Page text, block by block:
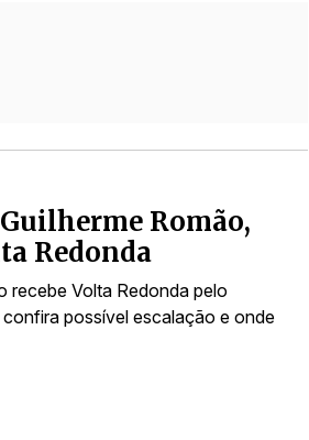
Romão,
Redonda
recebe Volta Redonda pelo
possível escalação e onde